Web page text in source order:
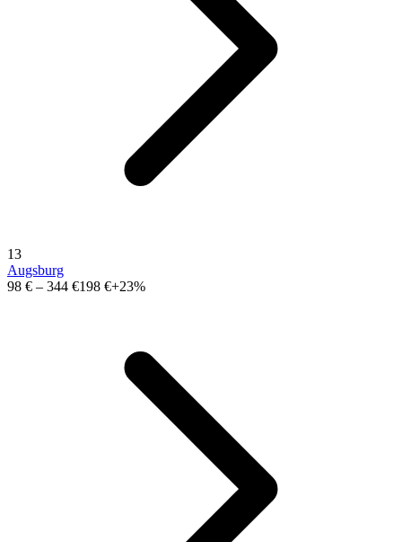
13
Augsburg
98 € – 344 €198 €+23%